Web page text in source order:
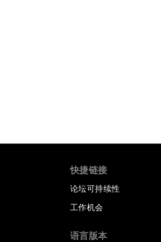
快捷链接
论坛可持续性
工作机会
语言版本